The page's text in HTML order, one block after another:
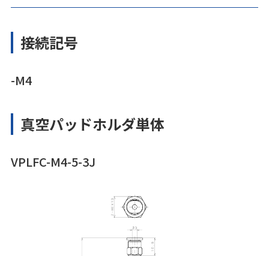
接続記号
-M4
真空パッドホルダ単体
VPLFC-M4-5-3J